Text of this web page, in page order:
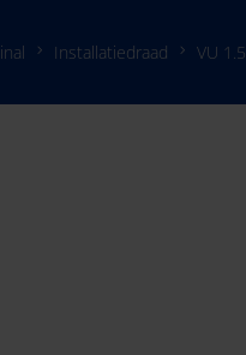
Installatiedraad VU 1.5